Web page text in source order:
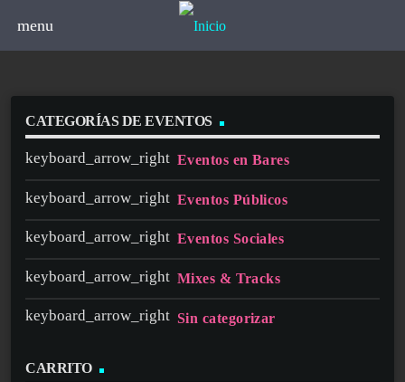
menu
CATEGORÍAS DE EVENTOS
Eventos en Bares
Eventos Públicos
Eventos Sociales
Mixes & Tracks
Sin categorizar
CARRITO